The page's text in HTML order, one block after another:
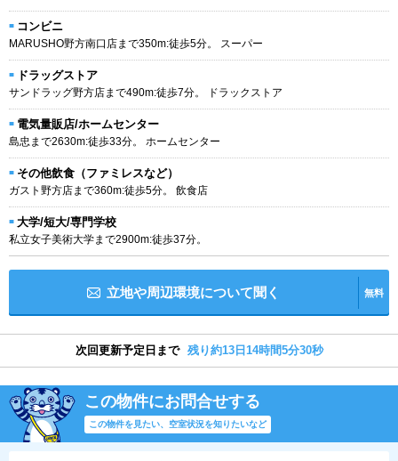
コンビニ
MARUSHO野方南口店まで350m:徒歩5分。 スーパー
ドラッグストア
サンドラッグ野方店まで490m:徒歩7分。 ドラックストア
電気量販店/ホームセンター
島忠まで2630m:徒歩33分。 ホームセンター
その他飲食（ファミレスなど）
ガスト野方店まで360m:徒歩5分。 飲食店
大学/短大/専門学校
私立女子美術大学まで2900m:徒歩37分。
立地や周辺環境について聞く 無料
次回更新予定日まで 残り約13日14時間5分29秒
この物件にお問合せする
この物件を見たい、空室状況を知りたいなど